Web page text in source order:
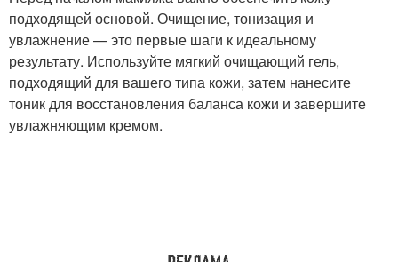
макияжа
Макияж для
повседневного
использования
подходящей основой. Очищение, тонизация и
увлажнение — это первые шаги к идеальному
результату. Используйте мягкий очищающий гель,
подходящий для вашего типа кожи, затем нанесите
тоник для восстановления баланса кожи и завершите
увлажняющим кремом.